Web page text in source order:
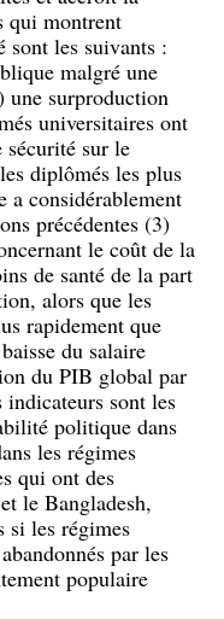
qui montrent
sont les suivants :
malgré une
une surproduction
universitaires ont
sécurité sur le
diplômés les plus
a considérablement
précédentes (3)
le coût de la
de santé de la part
alors que les
rapidement que
du salaire
du PIB global par
sont les
politique dans
les régimes
qui ont des
le Bangladesh,
si les régimes
par les
populaire